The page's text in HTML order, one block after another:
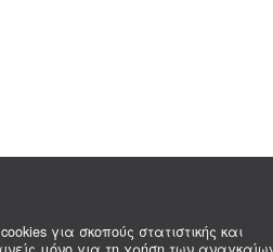
για σκοπούς στατιστικής και